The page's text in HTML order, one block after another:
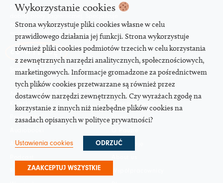
Pauza zrodziła się z pasji – do czytania i
dobrej prozy zagranicznej. Specjalizuje
się w literaturze z wyższej półki, która
wciąga, pochłania, wywołuje emocje.
CO WYDAJĘ?
Sprawdź , zanim napiszesz!
NAWIGACJA
Książki
Promocja
Autorzy
Recenzje
PAUZA
Strona główna
Co wydaję
Wykorzystanie cookies
Strona wykorzystuje pliki cookies własne w celu
prawidłowego działania jej funkcji. Strona wykorzystuje
również pliki cookies podmiotów trzecich w celu korzystania
z zewnętrznych narzędzi analitycznych, społecznościowych,
marketingowych. Informacje gromadzone za pośrednictwem
tych plików cookies przetwarzane są również przez
dostawców narzędzi zewnętrznych. Czy wyrażach zgodę na
korzystanie z innych niż niezbędne plików cookies na
zasadach opisanych w polityce prywatności?
Ustawienia cookies ODRZUĆ
ZAAKCEPTUJ WSZYSTKIE